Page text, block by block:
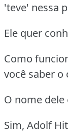
'teve' nessa
Ele quer
Como
você saber o
O nome dele
Sim, Adolf